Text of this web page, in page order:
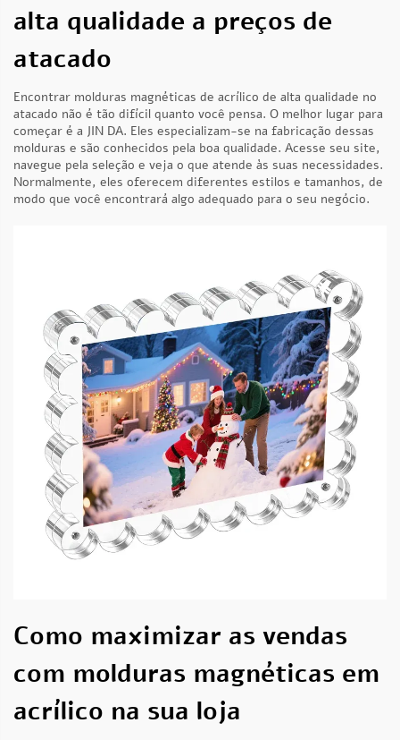
alta qualidade a preços de
atacado
Encontrar molduras magnéticas de acrílico de alta qualidade no
atacado não é tão difícil quanto você pensa. O melhor lugar para
começar é a JIN DA. Eles especializam-se na fabricação dessas
molduras e são conhecidos pela boa qualidade. Acesse seu site,
navegue pela seleção e veja o que atende às suas necessidades.
Normalmente, eles oferecem diferentes estilos e tamanhos, de
modo que você encontrará algo adequado para o seu negócio.
Como maximizar as vendas
com molduras magnéticas em
acrílico na sua loja